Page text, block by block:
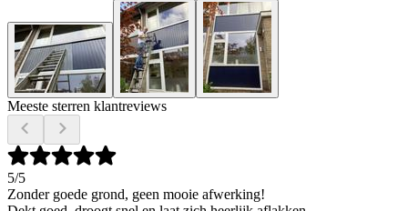
Meeste sterren klantreviews
5/5
Zonder goede grond, geen mooie afwerking!